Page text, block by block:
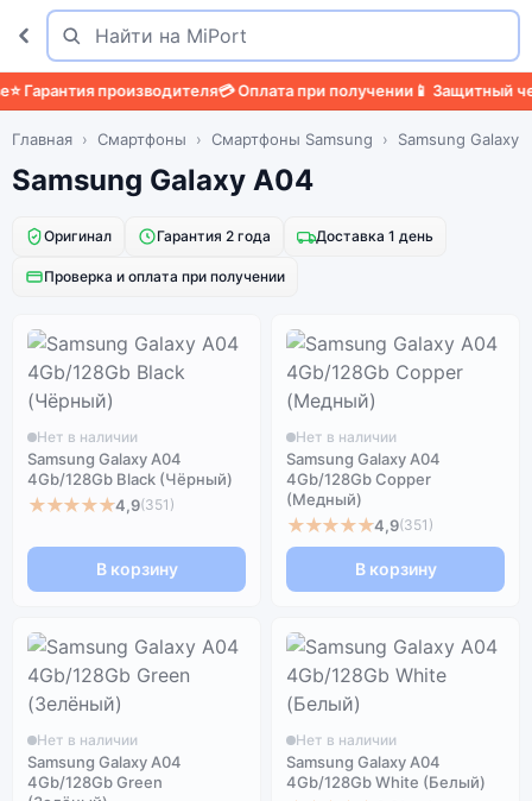
Поиск
Найти
Гарантия производителя💳 Оплата при получении📱 Защитный
Главная Смартфоны Смартфоны Samsung Samsung Galaxy
Samsung Galaxy A04
Оригинал Гарантия 2 года Доставка 1 день
Проверка и оплата при получении
Нет в наличии
Samsung Galaxy A04
4Gb/128Gb Black (Чёрный)
★★★★★4,9(351)
В корзину
Нет в наличии
Samsung Galaxy A04
4Gb/128Gb Copper
(Медный)
★★★★★4,9(351)
В корзину
Нет в наличии
Samsung Galaxy A04
4Gb/128Gb Green
Нет в наличии
Samsung Galaxy A04
4Gb/128Gb White (Белый)